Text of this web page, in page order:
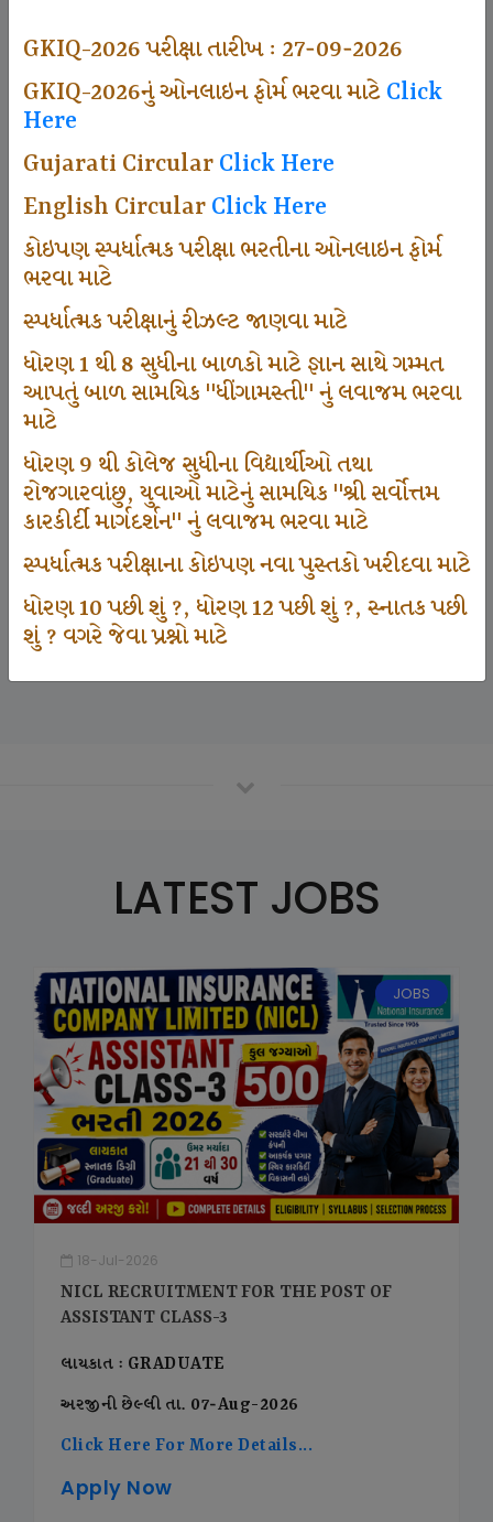
GKIQ-2026 પરીક્ષા તારીખ : 27-09-2026
GKIQ-2026નું ઓનલાઇન ફોર્મ ભરવા માટેClick
Here
Gujarati CircularClick Here
English CircularClick Here
કોઇપણ સ્પર્ધાત્મક પરીક્ષા ભરતીના ઓનલાઇન ફોર્મ
ભરવા માટે
સ્પર્ધાત્મક પરીક્ષાનું રીઝલ્ટ જાણવા માટે
ધોરણ 1 થી 8 સુધીના બાળકો માટે જ્ઞાન સાથે ગમ્મત
આપતું બાળ સામયિક "ધીંગામસ્તી" નું લવાજમ ભરવા
માટે
ધોરણ 9 થી કોલેજ સુધીના વિદ્યાર્થીઓ તથા
રોજગારવાંછુ, યુવાઓ માટેનું સામયિક "શ્રી સર્વોત્તમ
કારકીર્દી માર્ગદર્શન" નું લવાજમ ભરવા માટે
સ્પર્ધાત્મક પરીક્ષાના કોઇપણ નવા પુસ્તકો ખરીદવા માટે
ધોરણ 10 પછી શું ?, ધોરણ 12 પછી શું ?, સ્નાતક પછી
શું ? વગરે જેવા પ્રશ્નો માટે
492
665
Sarvottam Karkirdi Subscripton
1000
Participate School In GKIQ
125000
LATEST JOBS
JOBS
18-Jul-2026
NICL RECRUITMENT FOR THE POST OF
ASSISTANT CLASS-3
લાયકાત : GRADUATE
અરજીની છેલ્લી તા. 07-Aug-2026
Click Here For More Details...
Apply Now